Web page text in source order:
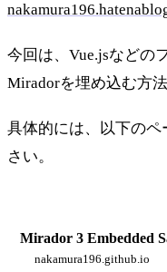
今回は、Vue.jsなどの
Miradorを埋め込む方
具体的には、以下の
さい。
Mirador 3 Embedded
nakamura196.github.io